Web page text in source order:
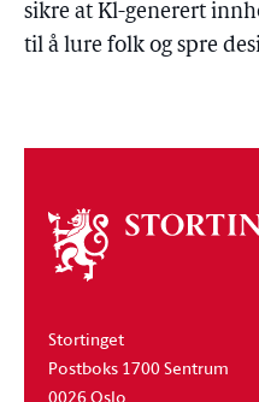
sikre at Kl-generert
til å lure folk og spre
Om
stortinget
Stortinget
Postboks 1700 Sentrum
0026 Oslo